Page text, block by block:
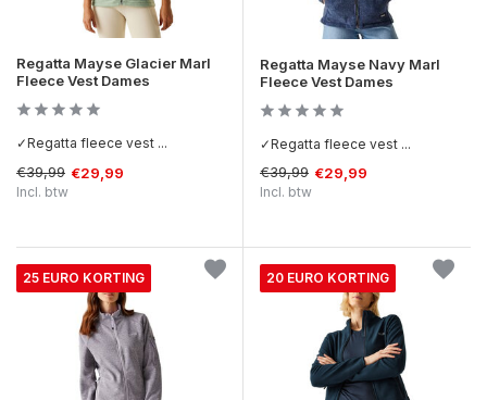
Regatta Mayse Glacier Marl
Fleece Vest Dames
✓Regatta fleece vest ...
€39,99 €29,99
Incl. btw
Regatta Mayse Navy Marl
Fleece Vest Dames
✓Regatta fleece vest ...
€39,99 €29,99
Incl. btw
25 EURO KORTING 20 EURO KORTING